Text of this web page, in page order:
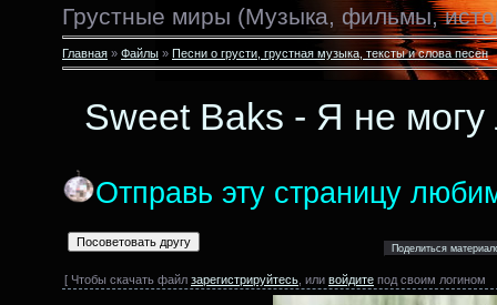
Грустные миры (Музыка, фильмы,
Главная » Файлы » Песни о грусти, грустная музыка, тексты и слова песен
Sweet Baks - Я не
Отправь эту страницу
[ Чтобы скачать файл зарегистрируйтесь , или войдите под своим логином